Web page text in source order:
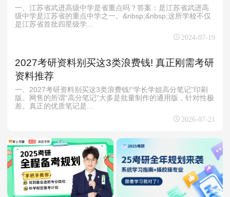
一、江苏省武进高级中学是省重点吗？答案：是江苏省武进高
级中学是江苏省的重点中学之一。&nbsp;&nbsp;这所学校不仅
是江苏省首批四星级学...
2024-07-19
2027考研资料别买这3类浪费钱! 真正刚需考研
资料推荐
一、2027考研资料别买这3类浪费钱!“学长学姐高分笔记”印刷
版。网售的所谓“高分笔记”大多是批量制作的通用版，针对性极
差。真正的优质笔记是...
2026-07-21